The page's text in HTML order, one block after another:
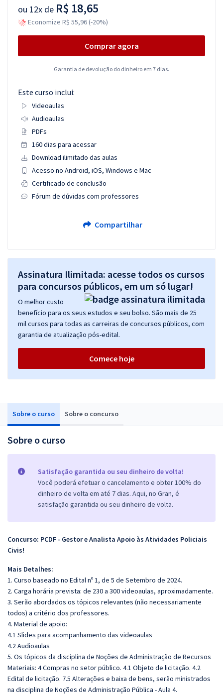
Sobre o curso Sobre o concurso
Sobre o curso
Satisfação garantida ou seu dinheiro de volta!
Você poderá efetuar o cancelamento e obter 100% do
dinheiro de volta em até 7 dias. Aqui, no Gran, é
satisfação garantida ou seu dinheiro de volta.
Concurso: PCDF - Gestor e Analista Apoio às Atividades Policiais
Civis!
Mais Detalhes:
1. Curso baseado no Edital nº 1, de 5 de Setembro de 2024.
2. Carga horária prevista: de 230 a 300 videoaulas, aproximadamente.
3. Serão abordados os tópicos relevantes (não necessariamente
todos) a critério dos professores.
4. Material de apoio:
4.1 Slides para acompanhamento das videoaulas
4.2 Audioaulas
5. Os tópicos da disciplina de Noções de Administração de Recursos
Materiais: 4 Compras no setor público. 4.1 Objeto de licitação. 4.2
Edital de licitação. 7.5 Alterações e baixa de bens, serão ministrados
na disciplina de Noções de Administração Pública - Aula 4.
ou 12x de R$ 18,65
Economize R$ 55,96 (-20%)
Comprar agora
Garantia de devolução do dinheiro em 7 dias.
Este curso inclui:
Videoaulas
Audioaulas
PDFs
160 dias para acessar
Download ilimitado das aulas
Acesso no Android, iOS, Windows e Mac
Certificado de conclusão
Fórum de dúvidas com professores
Compartilhar
Assinatura Ilimitada: acesse todos os cursos
para concursos públicos, em um só lugar!
O melhor custo
benefício para os seus estudos e seu bolso. São mais de 25
mil cursos para todas as carreiras de concursos públicos, com
garantia de atualização pós-edital.
Comece hoje